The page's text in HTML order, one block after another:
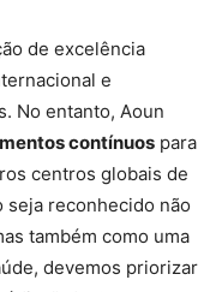
de excelência
e
No entanto, Aoun
contínuos para
centros globais de
seja reconhecido não
também como uma
devemos priorizar